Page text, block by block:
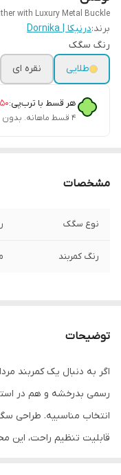
with Luxury Metal Buckle
برند:درنیکا | Dornika
رنگ سگک
طلایی
نقره ای
هر قسط با ترب‌پی:
۴ قسط ماهانه. بدون سود، چک و ضامن.
مشخصات
نوع سگک
رنگ کمربند
توضیحات
اگر به دنبال یک کمربند
رسمی بدرخشه و هم در
انتخاب مناسبیه. طراحی
قابلیت تنظیم راحت، این